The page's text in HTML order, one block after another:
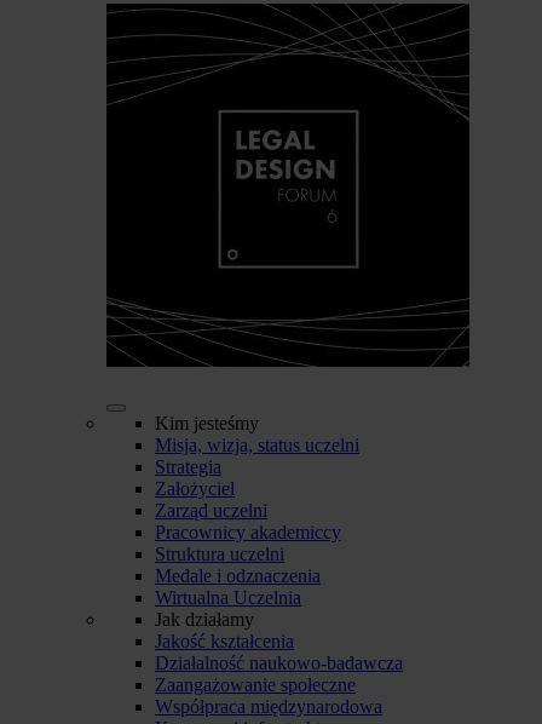
Kim jesteśmy
Misja, wizja, status uczelni
Strategia
Założyciel
Zarząd uczelni
Pracownicy akademiccy
Struktura uczelni
Medale i odznaczenia
Wirtualna Uczelnia
Jak działamy
Jakość kształcenia
Działalność naukowo-badawcza
Zaangażowanie społeczne
Współpraca międzynarodowa